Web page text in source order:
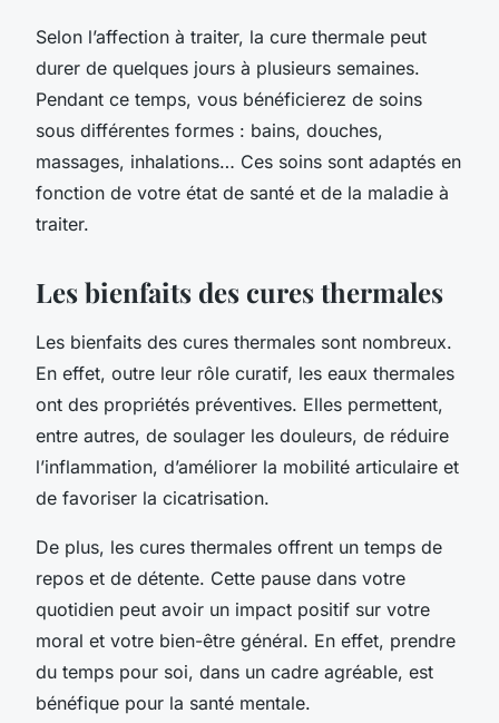
Selon l’affection à traiter, la cure thermale peut
durer de quelques jours à plusieurs semaines.
Pendant ce temps, vous bénéficierez de soins
sous différentes formes : bains, douches,
massages, inhalations… Ces soins sont adaptés en
fonction de votre état de santé et de la maladie à
traiter.
Les bienfaits des cures thermales
Les bienfaits des cures thermales sont nombreux.
En effet, outre leur rôle curatif, les eaux thermales
ont des propriétés préventives. Elles permettent,
entre autres, de soulager les douleurs, de réduire
l’inflammation, d’améliorer la mobilité articulaire et
de favoriser la cicatrisation.
De plus, les cures thermales offrent un temps de
repos et de détente. Cette pause dans votre
quotidien peut avoir un impact positif sur votre
moral et votre bien-être général. En effet, prendre
du temps pour soi, dans un cadre agréable, est
bénéfique pour la santé mentale.